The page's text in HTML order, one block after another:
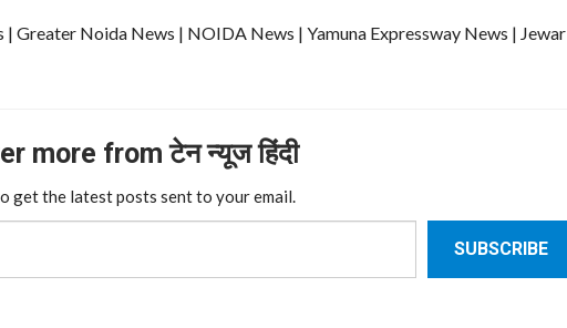
| Greater Noida News | NOIDA News | Yamuna Expressway News | Jewar
more from टेन न्यूज हिंदी
get the latest posts sent to your email.
SUBSCRIBE